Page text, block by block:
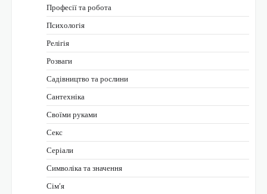
Професії та робота
Психологія
Релігія
Розваги
Садівництво та рослини
Сантехніка
Своїми руками
Секс
Серіали
Символіка та значення
Сім’я